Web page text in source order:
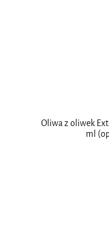
Oliwa z oliwek
ml